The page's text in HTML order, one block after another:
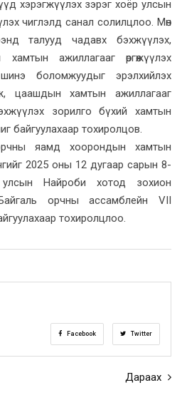
хэрэгжүүлэх зэрэг хоёр улсын
чиглэлд санал солилцлоо. Мөн
талууд чадавх бэхжүүлэх,
ажиллагааг өргөжүүлэх
боломжуудыг эрэлхийлэх
цаашдын хамтын ажиллагааг
зорилго бүхий хамтын
байгуулахаар тохиролцов.
яамд хоорондын хамтын
2025 оны 12 дугаар сарын 8-
Найроби хотод зохион
орчны ассамблейн VII
тохиролцлоо.
Facebook Twitter
Дараах